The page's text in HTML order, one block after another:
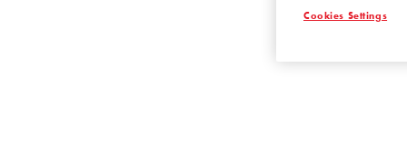
AMETHYST MIST
Cookies Settings